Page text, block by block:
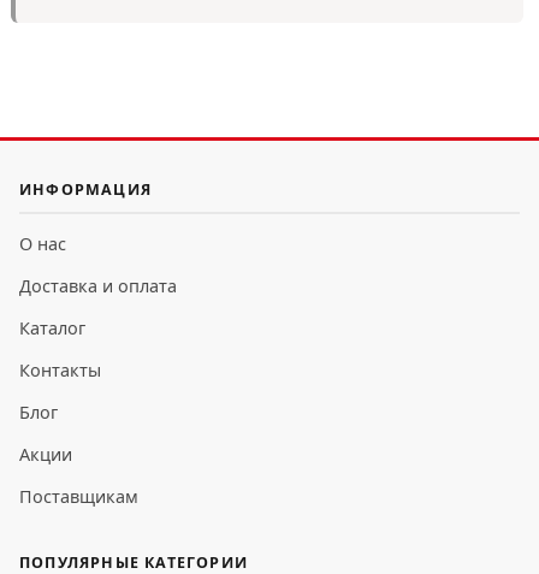
ИНФОРМАЦИЯ
О нас
Доставка и оплата
Каталог
Контакты
Блог
Акции
Поставщикам
ПОПУЛЯРНЫЕ КАТЕГОРИИ